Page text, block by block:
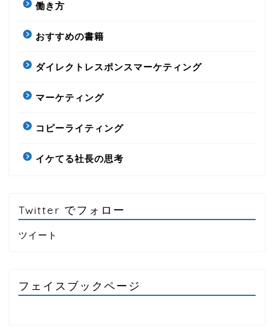
働き方
おすすめの書籍
ダイレクトレスポンスマーケティング
マーケティング
コピーライティング
イケてる社長の思考
Twitter でフォロー
ツイート
フェイスブックページ